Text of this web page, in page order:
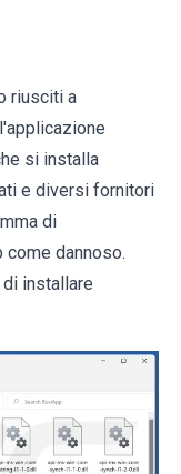
riusciti a
si installa
e diversi fornitori
di
dannoso.
installare